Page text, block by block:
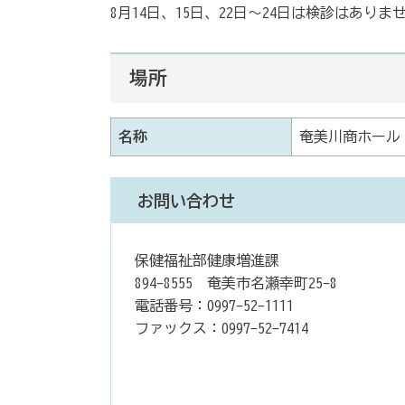
8月14日、15日、22日～24日は検診はありま
場所
名称 奄美川商ホール
お問い合わせ
保健福祉部健康増進課
894-8555 奄美市名瀬幸町25-8
電話番号：0997-52-1111
ファックス：0997-52-7414